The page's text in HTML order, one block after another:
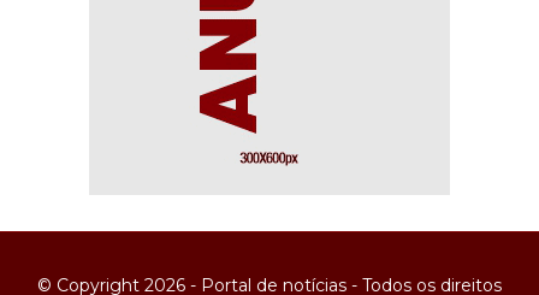
© Copyright 2026 - Portal de notícias - Todos os direitos